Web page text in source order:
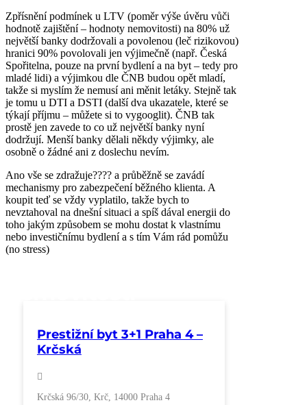
Zpřísnění podmínek u LTV (poměr výše úvěru vůči
hodnotě zajištění – hodnoty nemovitosti) na 80% už
největší banky dodržovali a povolenou (leč rizikovou)
hranici 90% povolovali jen výjimečně (např. Česká
Spořitelna, pouze na první bydlení a na byt – tedy pro
mladé lidi) a výjimkou dle ČNB budou opět mladí,
takže si myslím že nemusí ani měnit letáky. Stejně tak
je tomu u DTI a DSTI (další dva ukazatele, které se
týkají příjmu – můžete si to vygooglit). ČNB tak
prostě jen zavede to co už největší banky nyní
dodržují. Menší banky dělali někdy výjimky, ale
osobně o žádné ani z doslechu nevím.
Ano vše se zdražuje???? a průběžně se zavádí
mechanismy pro zabezpečení běžného klienta. A
koupit teď se vždy vyplatilo, takže bych to
nevztahoval na dnešní situaci a spíš dával energii do
toho jakým způsobem se mohu dostat k vlastnímu
nebo investičnímu bydlení a s tím Vám rád pomůžu
(no stress)
Prestižní byt 3+1 Praha 4 –
Krčská
Krčská 96/30, Krč, 14000 Praha 4